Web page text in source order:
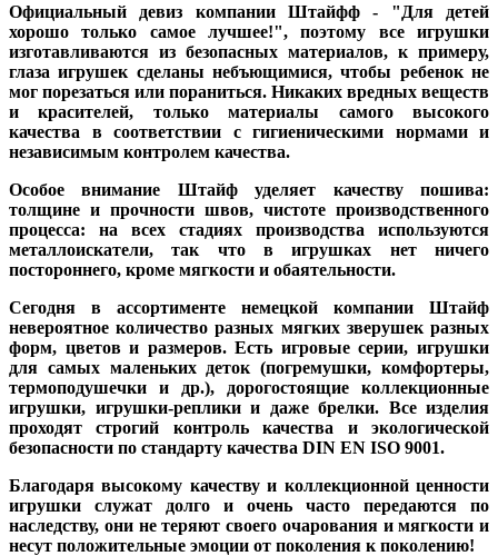
Официальный девиз компании Штайфф - "Для детей
хорошо только самое лучшее!", поэтому все игрушки
изготавливаются из безопасных материалов, к примеру,
глаза игрушек сделаны небъющимися, чтобы ребенок не
мог порезаться или пораниться. Никаких вредных веществ
и красителей, только материалы самого высокого
качества в соответствии с гигиеническими нормами и
независимым контролем качества.
Особое внимание Штайф уделяет качеству пошива:
толщине и прочности швов, чистоте производственного
процесса: на всех стадиях производства используются
металлоискатели, так что в игрушках нет ничего
постороннего, кроме мягкости и обаятельности.
Сегодня в ассортименте немецкой компании Штайф
невероятное количество разных мягких зверушек разных
форм, цветов и размеров. Есть игровые серии, игрушки
для самых маленьких деток (погремушки, комфортеры,
термоподушечки и др.), дорогостоящие коллекционные
игрушки, игрушки-реплики и даже брелки. Все изделия
проходят строгий контроль качества и экологической
безопасности по стандарту качества DIN EN ISO 9001.
Благодаря высокому качеству и коллекционной ценности
игрушки служат долго и очень часто передаются по
наследству, они не теряют своего очарования и мягкости и
несут положительные эмоции от поколения к поколению!